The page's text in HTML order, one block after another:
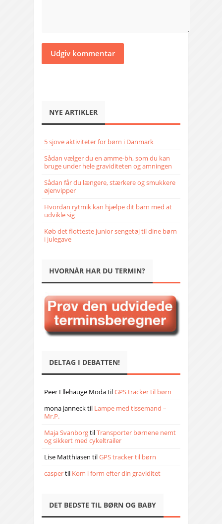
NYE ARTIKLER
5 sjove aktiviteter for børn i Danmark
Sådan vælger du en amme-bh, som du kan
bruge under hele graviditeten og amningen
Sådan får du længere, stærkere og smukkere
øjenvipper
Hvordan rytmik kan hjælpe dit barn med at
udvikle sig
Køb det flotteste junior sengetøj til dine børn
i julegave
HVORNÅR HAR DU TERMIN?
DELTAG I DEBATTEN!
Peer Ellehauge ModatilGPS tracker til børn
mona jannecktil Lampe med tissemand –
Mr.P.
Maja SvanborgtilTransporter børnene nemt
og sikkert med cykeltrailer
Lise Matthiasen tilGPS tracker til børn
caspertil Kom i form efter din graviditet
DET BEDSTE TIL BØRN OG BABY